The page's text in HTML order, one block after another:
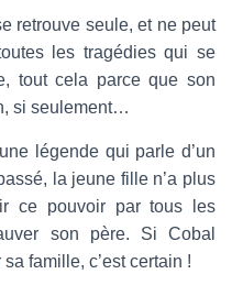
retrouve seule, et ne peut
les tragédies qui se
tout cela parce que son
si seulement…
légende qui parle d’un
la jeune fille n’a plus
ce pouvoir par tous les
son père. Si Cobal
famille, c’est certain !